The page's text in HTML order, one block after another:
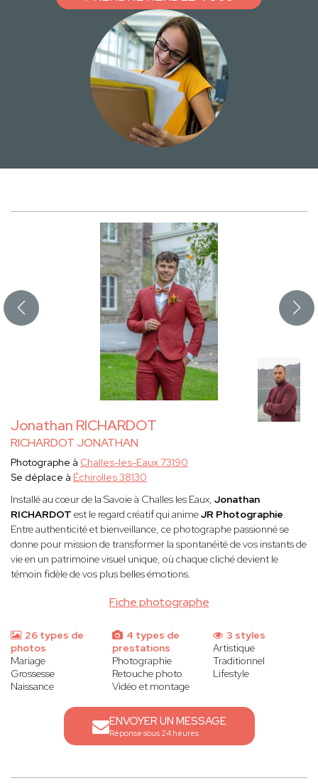
Jonathan RICHARDOT
RICHARDOT JONATHAN
Fiche photographe
Photographe à Challes-les-Eaux 73190
Se déplace à Échirolles 38130
Installé au cœur de la Savoie à Challes les Eaux, Jonathan
RICHARDOT est le regard créatif qui animeJR Photographie.
Entre authenticité et bienveillance, ce photographe passionné se
donne pour mission de transformer la spontanéité de vos instants de
vie en un patrimoine visuel unique, où chaque cliché devient le
témoin fidèle de vos plus belles émotions.
26 types de
photos
Mariage
Grossesse
Naissance
4 types de
prestations
Photographie
Retouche photo
Vidéo et montage
3 styles
Artistique
Traditionnel
Lifestyle
ENVOYER UN MESSAGE
Réponse sous 24 heures